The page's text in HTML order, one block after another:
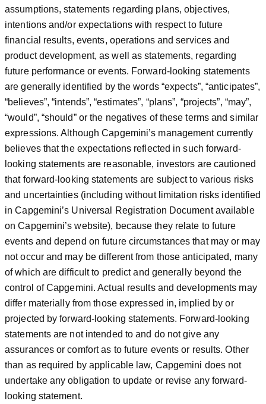
assumptions, statements regarding plans, objectives,
intentions and/or expectations with respect to future
financial results, events, operations and services and
product development, as well as statements, regarding
future performance or events. Forward-looking statements
are generally identified by the words “expects”, “anticipates”,
“believes”, “intends”, “estimates”, “plans”, “projects”, “may”,
“would”, “should” or the negatives of these terms and similar
expressions. Although Capgemini’s management currently
believes that the expectations reflected in such forward-
looking statements are reasonable, investors are cautioned
that forward-looking statements are subject to various risks
and uncertainties (including without limitation risks identified
in Capgemini’s Universal Registration Document available
on Capgemini’s website), because they relate to future
events and depend on future circumstances that may or may
not occur and may be different from those anticipated, many
of which are difficult to predict and generally beyond the
control of Capgemini. Actual results and developments may
differ materially from those expressed in, implied by or
projected by forward-looking statements. Forward-looking
statements are not intended to and do not give any
assurances or comfort as to future events or results. Other
than as required by applicable law, Capgemini does not
undertake any obligation to update or revise any forward-
looking statement.